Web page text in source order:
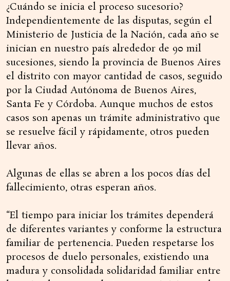
¿Cuándo se inicia el proceso sucesorio?
Independientemente de las disputas, según el
Ministerio de Justicia de la Nación, cada año se
inician en nuestro país alrededor de 90 mil
sucesiones, siendo la provincia de Buenos Aires
el distrito con mayor cantidad de casos, seguido
por la Ciudad Autónoma de Buenos Aires,
Santa Fe y Córdoba. Aunque muchos de estos
casos son apenas un trámite administrativo que
se resuelve fácil y rápidamente, otros pueden
llevar años.
Algunas de ellas se abren a los pocos días del
fallecimiento, otras esperan años.
“El tiempo para iniciar los trámites dependerá
de diferentes variantes y conforme la estructura
familiar de pertenencia. Pueden respetarse los
procesos de duelo personales, existiendo una
madura y consolidada solidaridad familiar entre